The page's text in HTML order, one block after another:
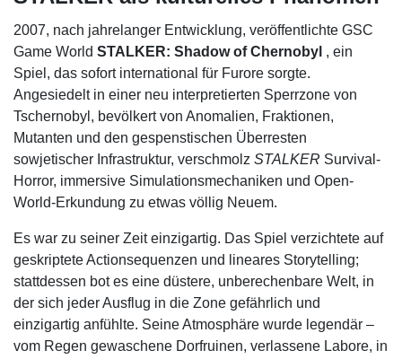
2007, nach jahrelanger Entwicklung, veröffentlichte GSC
Game World STALKER: Shadow of Chernobyl , ein
Spiel, das sofort international für Furore sorgte.
Angesiedelt in einer neu interpretierten Sperrzone von
Tschernobyl, bevölkert von Anomalien, Fraktionen,
Mutanten und den gespenstischen Überresten
sowjetischer Infrastruktur, verschmolz STALKER Survival-
Horror, immersive Simulationsmechaniken und Open-
World-Erkundung zu etwas völlig Neuem.
Es war zu seiner Zeit einzigartig. Das Spiel verzichtete auf
geskriptete Actionsequenzen und lineares Storytelling;
stattdessen bot es eine düstere, unberechenbare Welt, in
der sich jeder Ausflug in die Zone gefährlich und
einzigartig anfühlte. Seine Atmosphäre wurde legendär –
vom Regen gewaschene Dorfruinen, verlassene Labore, in